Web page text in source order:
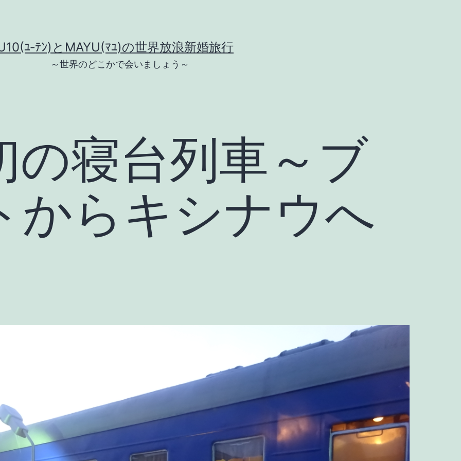
ﾕ‐ﾃﾝ)とMAYU(ﾏﾕ)の世界放浪新婚旅行
～世界のどこかで会いましょう～
の寝台列車～ブ
からキシナウへ